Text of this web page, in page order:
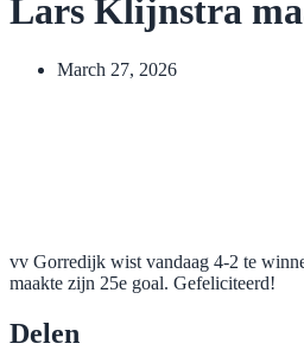
Lars Klijnstra
March 27, 2026
vv Gorredijk wist vandaag 4-2 te
maakte zijn 25e goal. Gefeliciteerd!
Delen